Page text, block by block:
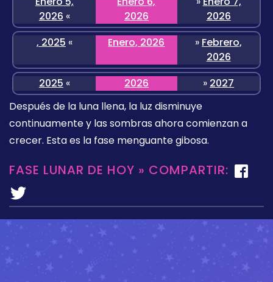
2026 «
2026
2026
, 2025 « Enero, 2026 » Febrero,
2026
2025 « 2026 » 2027
Después de la luna llena, la luz disminuye
continuamente y las sombras ahora comienzan a
crecer. Esta es la fase menguante gibosa.
FASE LUNAR DE HOY » COMPARTIR: